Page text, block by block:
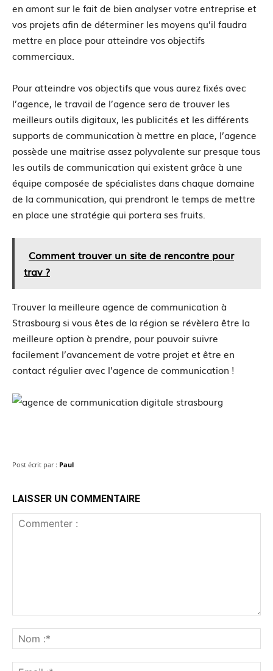
en amont sur le fait de bien analyser votre entreprise et
vos projets afin de déterminer les moyens qu’il faudra
mettre en place pour atteindre vos objectifs
commerciaux.
Pour atteindre vos objectifs que vous aurez fixés avec
l’agence, le travail de l’agence sera de trouver les
meilleurs outils digitaux, les publicités et les différents
supports de communication à mettre en place, l’agence
possède une maitrise assez polyvalente sur presque tous
les outils de communication qui existent grâce à une
équipe composée de spécialistes dans chaque domaine
de la communication, qui prendront le temps de mettre
en place une stratégie qui portera ses fruits.
Comment trouver un site de rencontre pour
trav ?
Trouver la meilleure agence de communication à
Strasbourg si vous êtes de la région se révèlera être la
meilleure option à prendre, pour pouvoir suivre
facilement l’avancement de votre projet et être en
contact régulier avec l’agence de communication !
Post écrit par : Paul
LAISSER UN COMMENTAIRE
:*